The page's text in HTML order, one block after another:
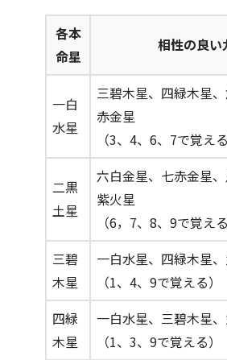
各本
命星
相性の良い
一白
水星
三碧木星、四緑木星
赤金星
（3、4、6、7で覚える
二黒
土星
六白金星、七赤金星
紫火星
（6，7、8、9で覚える
三碧
木星
一白水星、四緑木星
（1、4、9で覚える）
四緑
木星
一白水星、三碧木星
（1、3、9で覚える）